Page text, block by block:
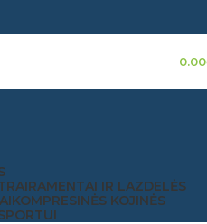
0.00
RAMENTAI IR LAZDELĖS
KOMPRESINĖS KOJINĖS